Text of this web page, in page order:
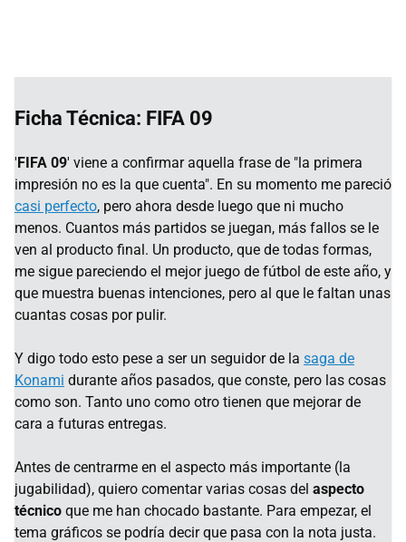
Ficha Técnica: FIFA 09
'FIFA 09' viene a confirmar aquella frase de "la primera
impresión no es la que cuenta". En su momento me pareció
casi perfecto, pero ahora desde luego que ni mucho
menos. Cuantos más partidos se juegan, más fallos se le
ven al producto final. Un producto, que de todas formas,
me sigue pareciendo el mejor juego de fútbol de este año, y
que muestra buenas intenciones, pero al que le faltan unas
cuantas cosas por pulir.
Y digo todo esto pese a ser un seguidor de la saga de
Konami durante años pasados, que conste, pero las cosas
como son. Tanto uno como otro tienen que mejorar de
cara a futuras entregas.
Antes de centrarme en el aspecto más importante (la
jugabilidad), quiero comentar varias cosas del aspecto
técnico que me han chocado bastante. Para empezar, el
tema gráficos se podría decir que pasa con la nota justa.